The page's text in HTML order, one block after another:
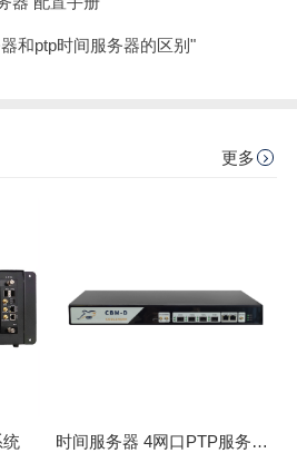
和ptp时间服务器的区别"
更多
时间服务器 4网口PTP服务器 CBM-D-40